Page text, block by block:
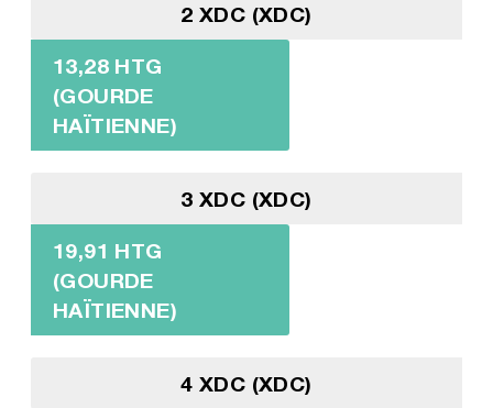
2 XDC (XDC)
13,28 HTG
(GOURDE
HAÏTIENNE)
3 XDC (XDC)
19,91 HTG
(GOURDE
HAÏTIENNE)
4 XDC (XDC)